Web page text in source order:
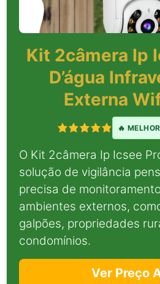
Kit 2câmera Ip
D’água
Externa
🔥
O Kit 2câmera Ip Icsee
solução de vigilância
precisa de
ambientes externos,
galpões, propriedades
condomínios.
Ver Preço